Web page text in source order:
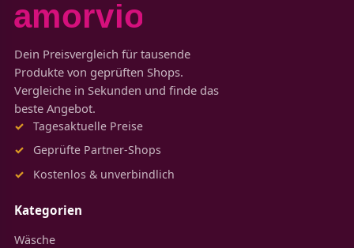
Dein Preisvergleich für tausende
Produkte von geprüften Shops.
Vergleiche in Sekunden und finde das
beste Angebot.
Tagesaktuelle Preise
Geprüfte Partner-Shops
Kostenlos & unverbindlich
Kategorien
Wäsche